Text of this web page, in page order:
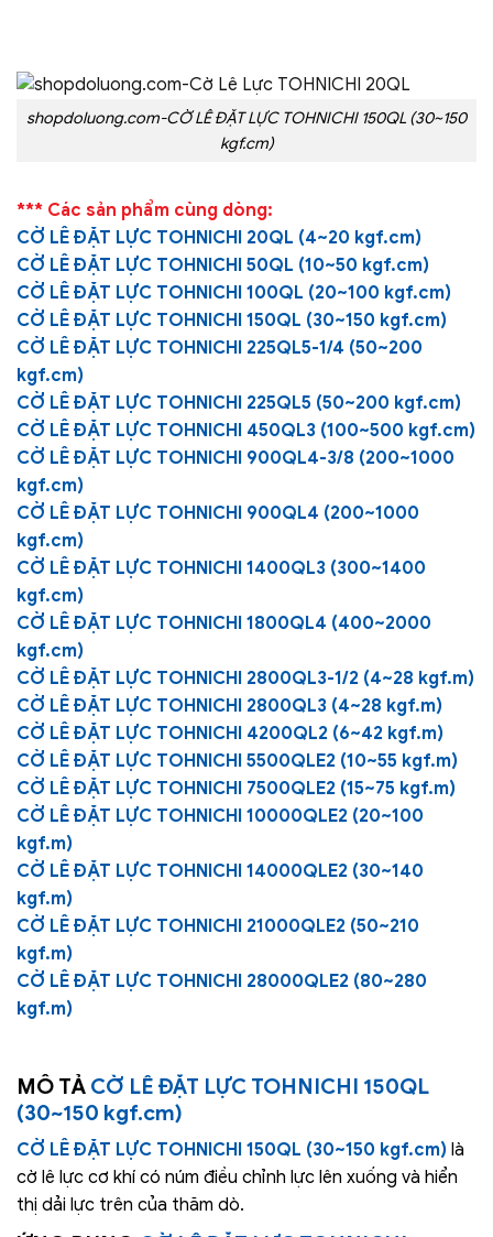
shopdoluong.com-CỜ LÊ ĐẶT LỰC TOHNICHI 150QL (30~150
kgf.cm)
*** Các sản phẩm cùng dòng:
CỜ LÊ ĐẶT LỰC TOHNICHI 20QL (4~20 kgf.cm)
CỜ LÊ ĐẶT LỰC TOHNICHI 50QL (10~50 kgf.cm)
CỜ LÊ ĐẶT LỰC TOHNICHI 100QL (20~100 kgf.cm)
CỜ LÊ ĐẶT LỰC TOHNICHI 150QL (30~150 kgf.cm)
CỜ LÊ ĐẶT LỰC TOHNICHI 225QL5-1/4 (50~200
kgf.cm)
CỜ LÊ ĐẶT LỰC TOHNICHI 225QL5 (50~200 kgf.cm)
CỜ LÊ ĐẶT LỰC TOHNICHI 450QL3 (100~500 kgf.cm)
CỜ LÊ ĐẶT LỰC TOHNICHI 900QL4-3/8 (200~1000
kgf.cm)
CỜ LÊ ĐẶT LỰC TOHNICHI 900QL4 (200~1000
kgf.cm)
CỜ LÊ ĐẶT LỰC TOHNICHI 1400QL3 (300~1400
kgf.cm)
CỜ LÊ ĐẶT LỰC TOHNICHI 1800QL4 (400~2000
kgf.cm)
CỜ LÊ ĐẶT LỰC TOHNICHI 2800QL3-1/2 (4~28 kgf.m)
CỜ LÊ ĐẶT LỰC TOHNICHI 2800QL3 (4~28 kgf.m)
CỜ LÊ ĐẶT LỰC TOHNICHI 4200QL2 (6~42 kgf.m)
CỜ LÊ ĐẶT LỰC TOHNICHI 5500QLE2 (10~55 kgf.m)
CỜ LÊ ĐẶT LỰC TOHNICHI 7500QLE2 (15~75 kgf.m)
CỜ LÊ ĐẶT LỰC TOHNICHI 10000QLE2 (20~100
kgf.m)
CỜ LÊ ĐẶT LỰC TOHNICHI 14000QLE2 (30~140
kgf.m)
CỜ LÊ ĐẶT LỰC TOHNICHI 21000QLE2 (50~210
kgf.m)
CỜ LÊ ĐẶT LỰC TOHNICHI 28000QLE2 (80~280
kgf.m)
MÔ TẢ CỜ LÊ ĐẶT LỰC TOHNICHI 150QL
(30~150 kgf.cm)
CỜ LÊ ĐẶT LỰC TOHNICHI 150QL (30~150 kgf.cm) là
cờ lê lực cơ khí có núm điều chỉnh lực lên xuống và hiển
thị dải lực trên của thăm dò.